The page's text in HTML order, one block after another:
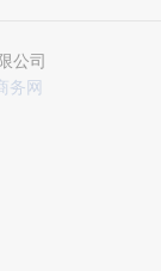
公司
务网